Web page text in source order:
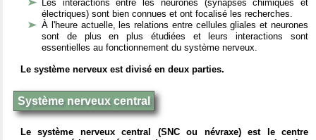
Les interactions entre les neurones (synapses chimiques et
électriques) sont bien connues et ont focalisé les recherches.
À l'heure actuelle, les relations entre cellules gliales et neurones
sont de plus en plus étudiées et leurs interactions sont
essentielles au fonctionnement du système nerveux.
Le système nerveux est divisé en deux parties.
Système nerveux central
Le système nerveux central (SNC ou névraxe) est le centre